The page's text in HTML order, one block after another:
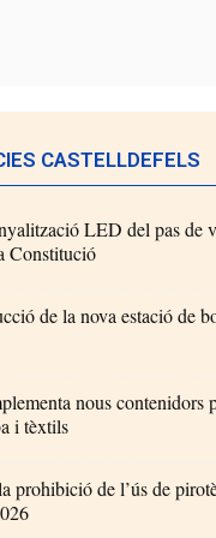
CASTELLDEFELS
LED del pas de
Constitució
de la nova estació de
nous contenidors
i tèxtils
prohibició de l’ús de